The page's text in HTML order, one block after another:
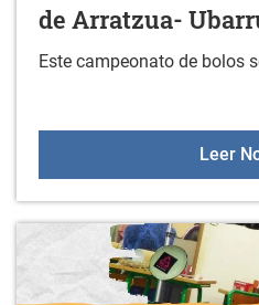
de Arratzua-
Este campeonato de bolos
Leer